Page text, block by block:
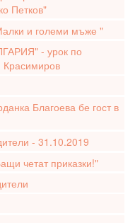
Петков"
и големи мъже "
- урок по
Благоева бе гост в
- 31.10.2019
четат приказки!"